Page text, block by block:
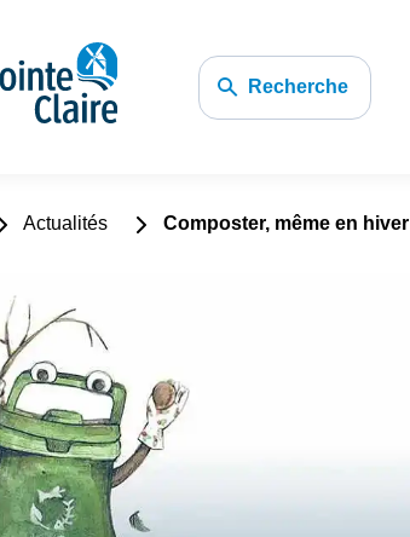
Recherche
Actualités Composter, même en hiver